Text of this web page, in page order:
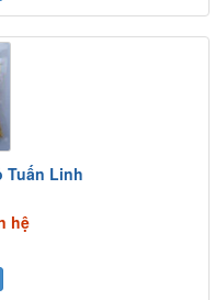
Tuấn Linh
hệ